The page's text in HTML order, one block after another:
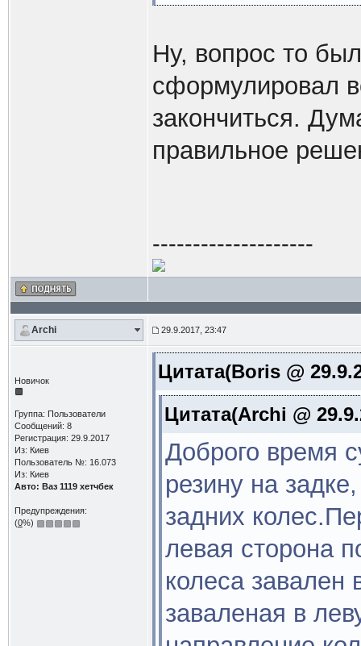
Ну, вопрос то
сформулировал
закончиться.
правильное
--------------------
Archi 29.9.2017, 23:47
Новичок
Группа: Пользователи
Сообщений: 8
Регистрация: 29.9.2017
Из: Киев
Пользователь №: 16.073
Из: Киев
Авто: Ваз 1119 хетчбек
Предупреждения:
(0%)
Цитата(Boris @
Цитата(Archi @
Доброго время
резину на
задних
левая сторона
колеса завален
заваленая в